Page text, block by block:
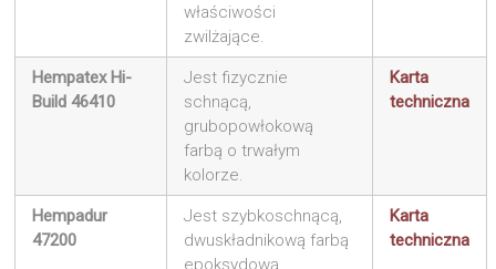
właściwości
zwilżające.
Hempatex Hi-
Build 46410
Jest fizycznie
schnącą,
grubopowłokową
farbą o trwałym
kolorze.
Karta
techniczna
Hempadur
47200
Jest szybkoschnącą,
dwuskładnikową farbą
epoksydową
Karta
techniczna